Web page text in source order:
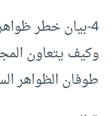
4-بيان خطر
وكيف يتعاون
طوفان الظواهر